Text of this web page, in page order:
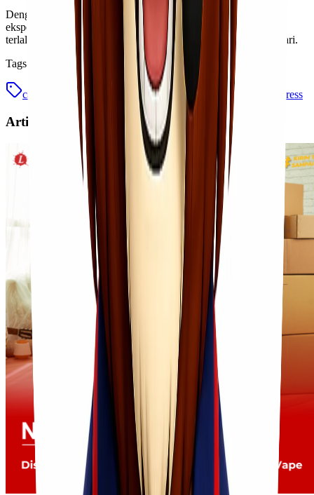
Dengan menerapkan tips ini, Anda bisa menikmati layanan
ekspedisi murah Lionel Express tanpa harus menguras kantong
terlalu dalam ketika melakukan kirim barang jastip ke Manokwari.
Tags
cargo murah ekspedisi murah jasa kirim lionel express
Artikel Terkait